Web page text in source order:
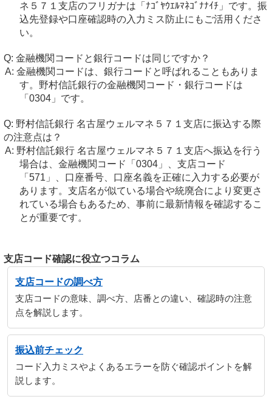
ネ５７１支店のフリガナは「ﾅｺﾞﾔｳｴﾙﾏﾈｺﾞﾅﾅｲﾁ」です。振
込先登録や口座確認時の入力ミス防止にもご活用くださ
い。
金融機関コードと銀行コードは同じですか？
金融機関コードは、銀行コードと呼ばれることもありま
す。野村信託銀行の金融機関コード・銀行コードは
「0304」です。
野村信託銀行 名古屋ウェルマネ５７１支店に振込する際
の注意点は？
野村信託銀行 名古屋ウェルマネ５７１支店へ振込を行う
場合は、金融機関コード「0304」、支店コード
「571」、口座番号、口座名義を正確に入力する必要が
あります。支店名が似ている場合や統廃合により変更さ
れている場合もあるため、事前に最新情報を確認するこ
とが重要です。
支店コード確認に役立つコラム
支店コードの調べ方
支店コードの意味、調べ方、店番との違い、確認時の注意
点を解説します。
振込前チェック
コード入力ミスやよくあるエラーを防ぐ確認ポイントを解
説します。